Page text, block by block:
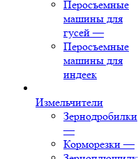
Перосъемные
машины для
гусей —
Перосъемные
машины для
индеек
Измельчители
Зернодробилки
—
Корморезки —